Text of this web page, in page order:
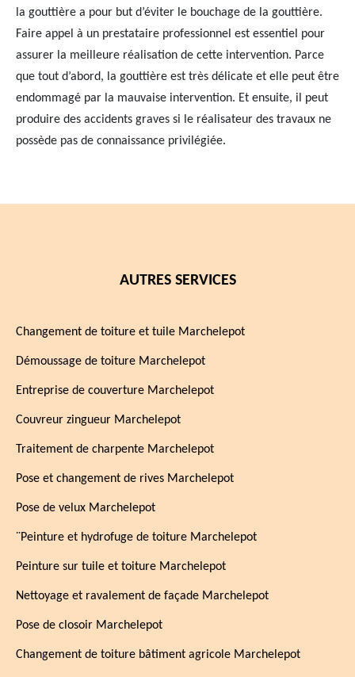
la gouttière a pour but d’éviter le bouchage de la gouttière.
Faire appel à un prestataire professionnel est essentiel pour
assurer la meilleure réalisation de cette intervention. Parce
que tout d’abord, la gouttière est très délicate et elle peut être
endommagé par la mauvaise intervention. Et ensuite, il peut
produire des accidents graves si le réalisateur des travaux ne
possède pas de connaissance privilégiée.
AUTRES SERVICES
Changement de toiture et tuile Marchelepot
Démoussage de toiture Marchelepot
Entreprise de couverture Marchelepot
Couvreur zingueur Marchelepot
Traitement de charpente Marchelepot
Pose et changement de rives Marchelepot
Pose de velux Marchelepot
¨Peinture et hydrofuge de toiture Marchelepot
Peinture sur tuile et toiture Marchelepot
Nettoyage et ravalement de façade Marchelepot
Pose de closoir Marchelepot
Changement de toiture bâtiment agricole Marchelepot